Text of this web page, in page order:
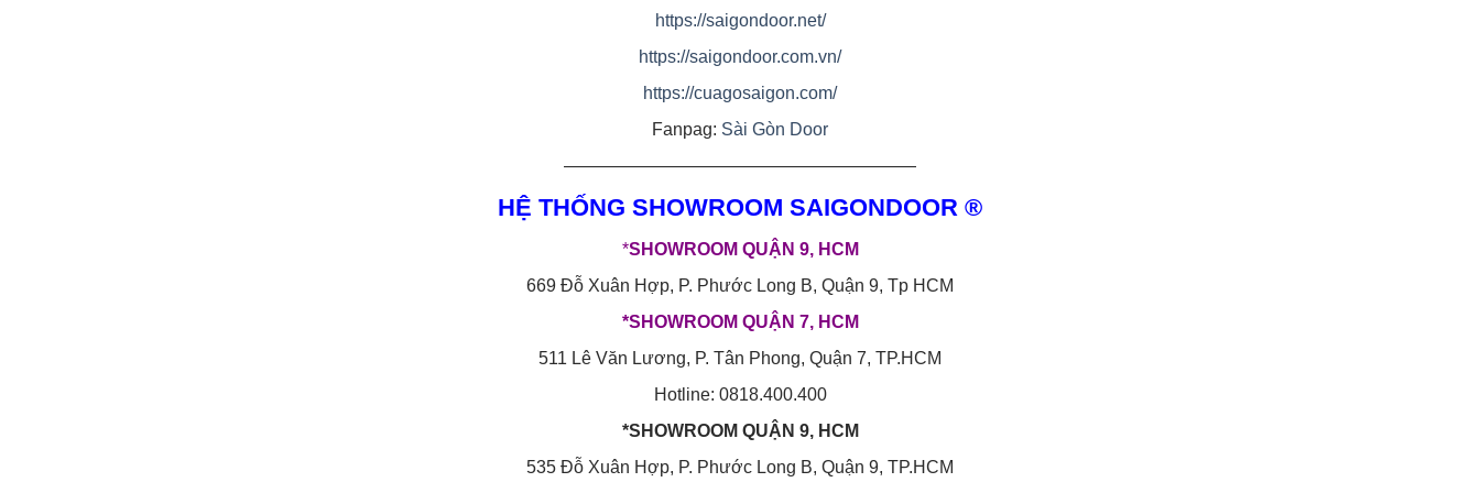
https://saigondoor.net/
https://saigondoor.com.vn/
https://cuagosaigon.com/
Fanpag: Sài Gòn Door
————————————————————
HỆ THỐNG SHOWROOM SAIGONDOOR ®
*SHOWROOM QUẬN 9, HCM
669 Đỗ Xuân Hợp, P. Phước Long B, Quận 9, Tp HCM
*SHOWROOM QUẬN 7, HCM
511 Lê Văn Lương, P. Tân Phong, Quận 7, TP.HCM
Hotline: 0818.400.400
*SHOWROOM QUẬN 9, HCM
535 Đỗ Xuân Hợp, P. Phước Long B, Quận 9, TP.HCM